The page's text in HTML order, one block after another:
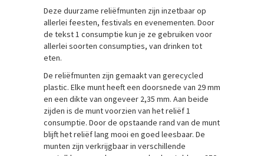
Deze duurzame reliëfmunten zijn inzetbaar op
allerlei feesten, festivals en evenementen. Door
de tekst 1 consumptie kun je ze gebruiken voor
allerlei soorten consumpties, van drinken tot
eten.
De reliëfmunten zijn gemaakt van gerecycled
plastic. Elke munt heeft een doorsnede van 29 mm
en een dikte van ongeveer 2,35 mm. Aan beide
zijden is de munt voorzien van het reliëf 1
consumptie. Door de opstaande rand van de munt
blijft het reliëf lang mooi en goed leesbaar. De
munten zijn verkrijgbaar in verschillende